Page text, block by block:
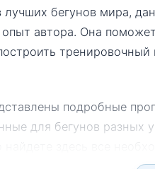
лучших бегунов мира,
автора. Она
тренировочный
подробные
для бегунов разных